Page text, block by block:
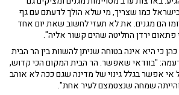
כמו שצריך, מי שלא הולך לדעתם עם גף
הם מגנים. את לא תעזי לחשוב שאת יום אחד
פתאום ירדן החליטה שהים קשור אליה".
כי היא אינה בטוחה שניתן להשוות בין הר הבית
"בוודאי שאפשר. הר הבית המקום הכי קדוש,
אי אפשר בגלל גינוי של מדינה שגם ככה לא אוהב
שמחה שנצטמצם לעיר אחת".